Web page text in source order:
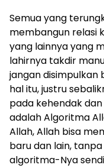
Semua yang
membangun relasi
yang lainnya yang
lahirnya takdir
jangan disimpulkan
hal itu, justru
pada kehendak
adalah Algoritma
Allah, Allah bisa
baru dan lain,
algoritma-Nya